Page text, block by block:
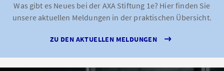
Was gibt es Neues bei der AXA Stiftung 1e? Hier finden Sie
unsere aktuellen Meldungen in der praktischen Übersicht.
ZU DEN AKTUELLEN MELDUNGEN